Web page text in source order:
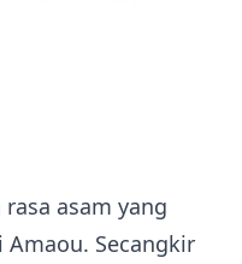
asam yang
Secangkir